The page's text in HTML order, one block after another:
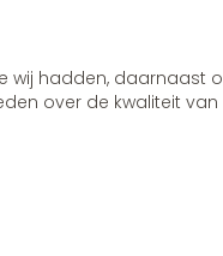
wij hadden, daarnaast
over de kwaliteit van